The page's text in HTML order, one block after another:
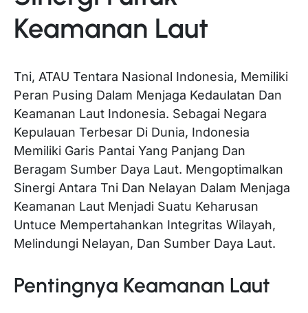
Keamanan Laut
Tni, ATAU Tentara Nasional Indonesia, Memiliki
Peran Pusing Dalam Menjaga Kedaulatan Dan
Keamanan Laut Indonesia. Sebagai Negara
Kepulauan Terbesar Di Dunia, Indonesia
Memiliki Garis Pantai Yang Panjang Dan
Beragam Sumber Daya Laut. Mengoptimalkan
Sinergi Antara Tni Dan Nelayan Dalam Menjaga
Keamanan Laut Menjadi Suatu Keharusan
Untuce Mempertahankan Integritas Wilayah,
Melindungi Nelayan, Dan Sumber Daya Laut.
Pentingnya Keamanan Laut